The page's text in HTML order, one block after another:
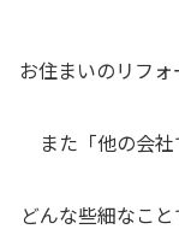
お住まいのリフォ
また「他の会
どんな些細なこ